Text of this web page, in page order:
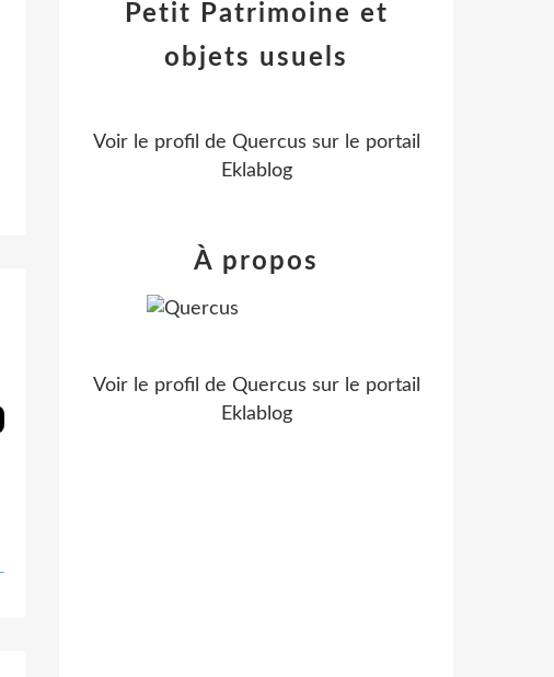
Petit Patrimoine et
objets usuels
Voir le profil de Quercus sur le portail
Eklablog
À propos
Voir le profil de Quercus sur le portail
Eklablog